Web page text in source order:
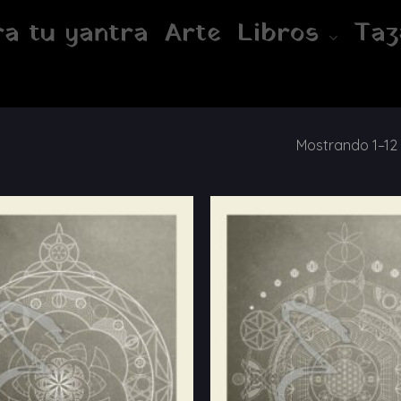
tu yantra Arte Libros
Mostrando
deseos